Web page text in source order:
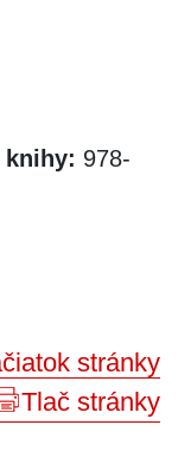
knihy: 978-
stránky
Tlač stránky